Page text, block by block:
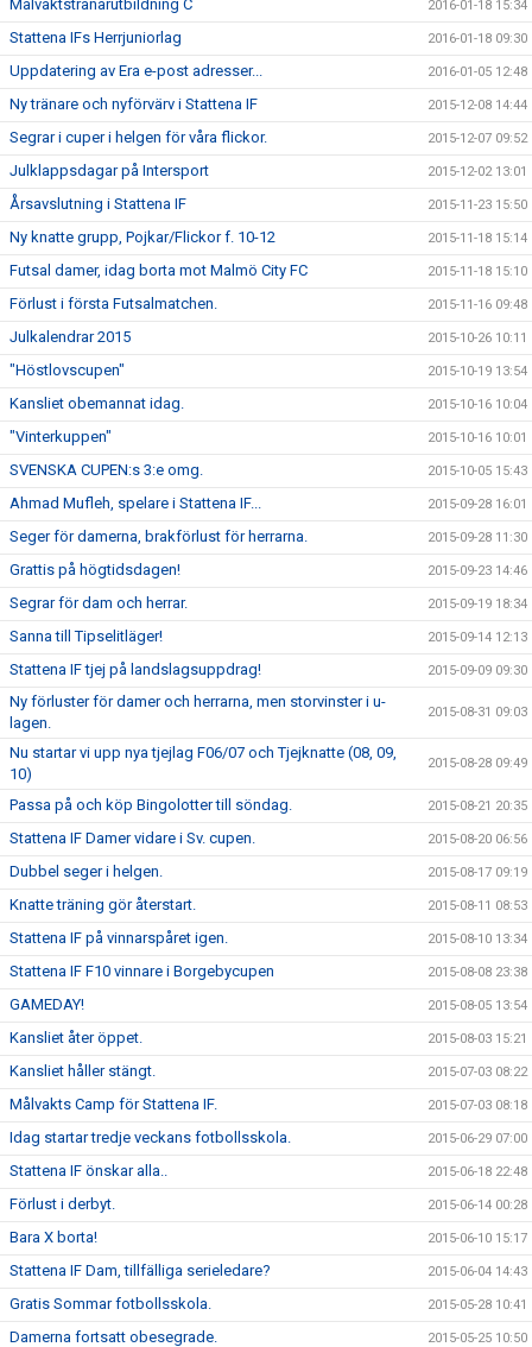
Målvaktstränarutbildning C 2016-01-18 15:34
Stattena IFs Herrjuniorlag 2016-01-18 09:30
Uppdatering av Era e-post adresser... 2016-01-05 12:48
Ny tränare och nyförvärv i Stattena IF 2015-12-08 14:44
Segrar i cuper i helgen för våra flickor. 2015-12-07 09:52
Julklappsdagar på Intersport 2015-12-02 13:01
Årsavslutning i Stattena IF 2015-11-23 15:50
Ny knatte grupp, Pojkar/Flickor f. 10-12 2015-11-18 15:14
Futsal damer, idag borta mot Malmö City FC 2015-11-18 15:10
Förlust i första Futsalmatchen. 2015-11-16 09:48
Julkalendrar 2015 2015-10-26 10:11
"Höstlovscupen" 2015-10-19 13:54
Kansliet obemannat idag. 2015-10-16 10:04
"Vinterkuppen" 2015-10-16 10:01
SVENSKA CUPEN:s 3:e omg. 2015-10-05 15:43
Ahmad Mufleh, spelare i Stattena IF... 2015-09-28 16:01
Seger för damerna, brakförlust för herrarna. 2015-09-28 11:30
Grattis på högtidsdagen! 2015-09-23 14:46
Segrar för dam och herrar. 2015-09-19 18:34
Sanna till Tipselitläger! 2015-09-14 12:13
Stattena IF tjej på landslagsuppdrag! 2015-09-09 09:30
Ny förluster för damer och herrarna, men storvinster i u-
lagen.
2015-08-31 09:03
Nu startar vi upp nya tjejlag F06/07 och Tjejknatte (08, 09,
10)
2015-08-28 09:49
Passa på och köp Bingolotter till söndag. 2015-08-21 20:35
Stattena IF Damer vidare i Sv. cupen. 2015-08-20 06:56
Dubbel seger i helgen. 2015-08-17 09:19
Knatte träning gör återstart. 2015-08-11 08:53
Stattena IF på vinnarspåret igen. 2015-08-10 13:34
Stattena IF F10 vinnare i Borgebycupen 2015-08-08 23:38
GAMEDAY! 2015-08-05 13:54
Kansliet åter öppet. 2015-08-03 15:21
Kansliet håller stängt. 2015-07-03 08:22
Målvakts Camp för Stattena IF. 2015-07-03 08:18
Idag startar tredje veckans fotbollsskola. 2015-06-29 07:00
Stattena IF önskar alla.. 2015-06-18 22:48
Förlust i derbyt. 2015-06-14 00:28
Bara X borta! 2015-06-10 15:17
Stattena IF Dam, tillfälliga serieledare? 2015-06-04 14:43
Gratis Sommar fotbollsskola. 2015-05-28 10:41
Damerna fortsatt obesegrade. 2015-05-25 10:50